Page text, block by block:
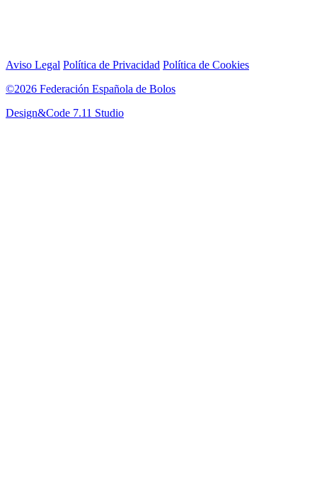
Aviso Legal Política de Privacidad Política de Cookies
©2026 Federación Española de Bolos
Design&Code 7.11 Studio